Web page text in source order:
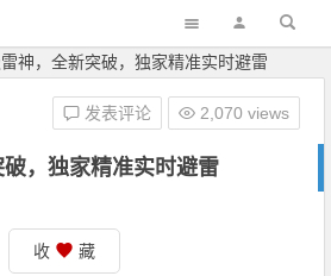
神，全新突破，独家精准实时避雷
，独家精准实时避雷
发表评论 2,070 views
收 藏